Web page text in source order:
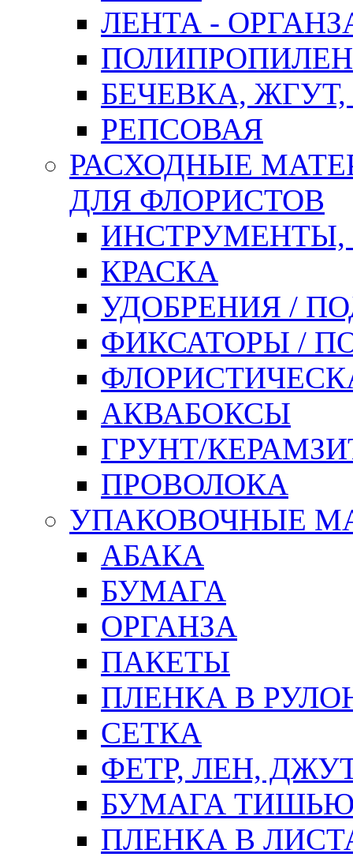
ЛЕНТА -
БЕЧЕВКА,
РЕПСОВАЯ
РАСХОДНЫЕ
ДЛЯ ФЛОРИСТОВ
ИНСТРУМЕНТЫ,
КРАСКА
УДОБРЕНИЯ /
ФИКСАТОРЫ /
АКВАБОКСЫ
ГРУНТ/
ПРОВОЛОКА
УПАКОВОЧНЫЕ
АБАКА
БУМАГА
ОРГАНЗА
ПАКЕТЫ
ПЛЕНКА В
СЕТКА
ФЕТР, ЛЕН,
БУМАГА
ПЛЕНКА В